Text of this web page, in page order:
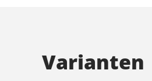
Varianten